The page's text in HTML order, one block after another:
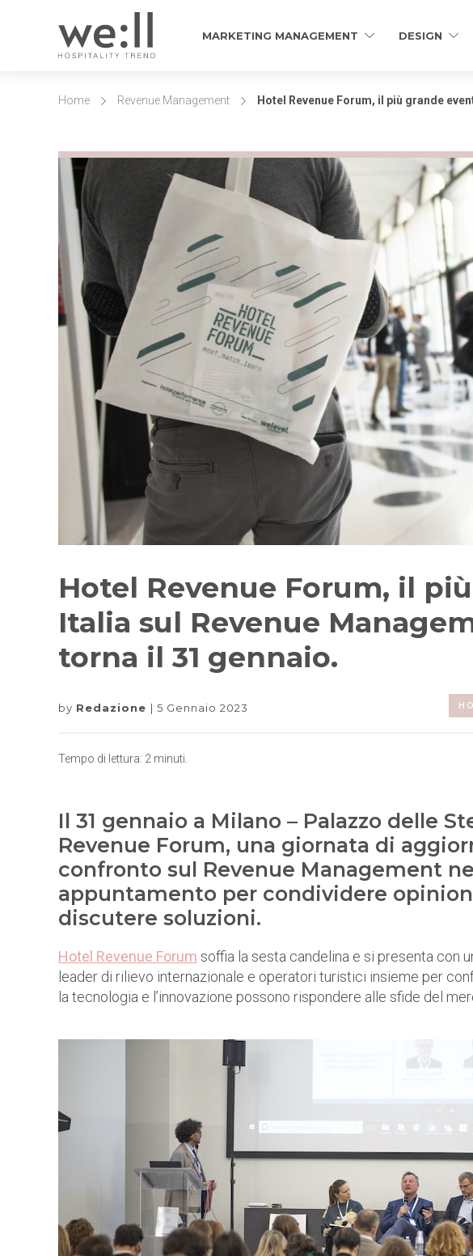
MARKETING MANAGEMENT DESIGN
Home Revenue Management Hotel Revenue Forum, il più grande
Hotel Revenue Forum, il
Italia sul Revenue
torna il 31 gennaio.
by Redazione 5 Gennaio 2023
Tempo di lettura: 2 minuti.
Il 31 gennaio a Milano – Palazzo delle
Revenue Forum, una giornata di
confronto sul Revenue Management
appuntamento per condividere
discutere soluzioni.
Hotel Revenue Forum soffia la sesta candelina e si presenta con
leader di rilievo internazionale e operatori turistici insieme per
la tecnologia e l’innovazione possono rispondere alle sfide del